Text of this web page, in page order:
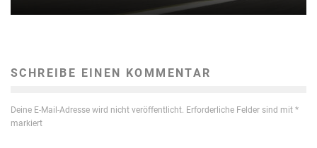
SCHREIBE EINEN KOMMENTAR
Deine E-Mail-Adresse wird nicht veröffentlicht. Erforderliche Felder sind mit *
markiert